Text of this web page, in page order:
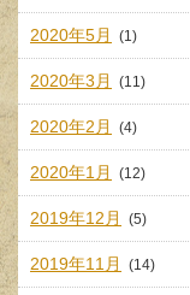
2020年5月 (1)
2020年3月 (11)
2020年2月 (4)
2020年1月 (12)
2019年12月 (5)
2019年11月 (14)